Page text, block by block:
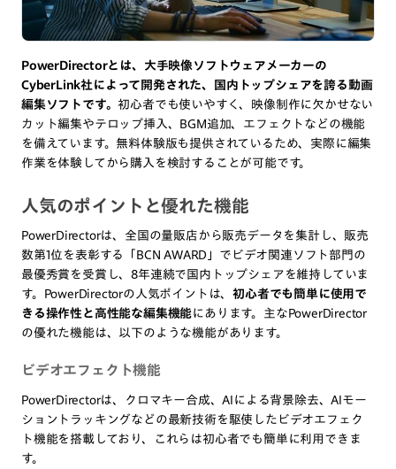
PowerDirectorとは、大手映像ソフトウェアメーカーの
CyberLink社によって開発された、国内トップシェアを誇る動画
編集ソフトです。 初心者でも使いやすく、映像制作に欠かせない
カット編集やテロップ挿入、BGM追加、エフェクトなどの機能
を備えています。無料体験版も提供されているため、実際に編集
作業を体験してから購入を検討することが可能です。
人気のポイントと優れた機能
PowerDirectorは、全国の量販店から販売データを集計し、販売
数第1位を表彰する「BCN AWARD」でビデオ関連ソフト部門の
最優秀賞を受賞し、8年連続で国内トップシェアを維持していま
す。PowerDirectorの人気ポイントは、初心者でも簡単に使用で
きる操作性と高性能な編集機能にあります。主なPowerDirector
の優れた機能は、以下のような機能があります。
ビデオエフェクト機能
PowerDirectorは、クロマキー合成、AIによる背景除去、AIモー
ショントラッキングなどの最新技術を駆使したビデオエフェク
ト機能を搭載しており、これらは初心者でも簡単に利用できま
す。